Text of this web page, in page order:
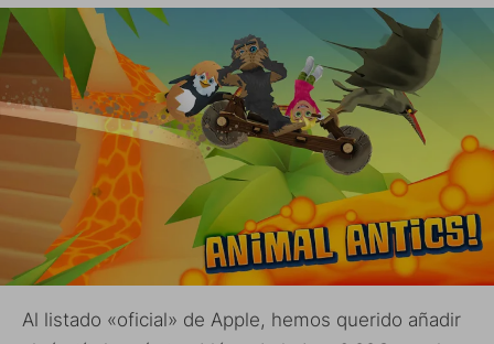
Al listado «oficial» de Apple, hemos querido añadir